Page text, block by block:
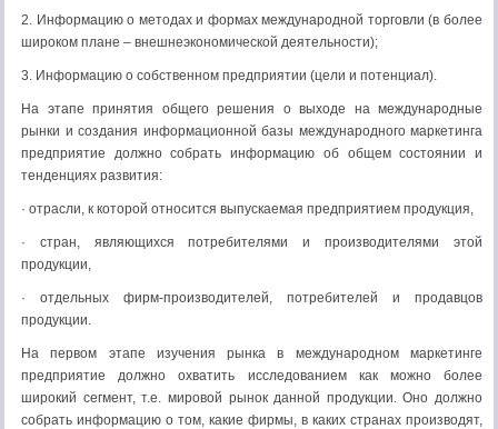
2. Информацию о методах и формах международной торговли (в более
широком плане – внешнеэкономической деятельности);
3. Информацию о собственном предприятии (цели и потенциал).
На этапе принятия общего решения о выходе на международные
рынки и создания информационной базы международного маркетинга
предприятие должно собрать информацию об общем состоянии и
тенденциях развития:
· отрасли, к которой относится выпускаемая предприятием продукция,
· стран, являющихся потребителями и производителями этой
продукции,
· отдельных фирм-производителей, потребителей и продавцов
продукции.
На первом этапе изучения рынка в международном маркетинге
предприятие должно охватить исследованием как можно более
широкий сегмент, т.е. мировой рынок данной продукции. Оно должно
собрать информацию о том, какие фирмы, в каких странах производят,